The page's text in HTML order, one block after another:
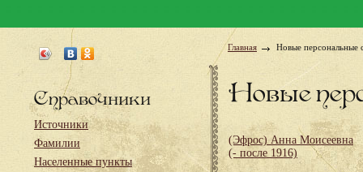
Справочники
Источники
Фамилии
Населенные пункты
Главная Новые персональные
Новые
(Эфрос) Анна Моисеевна
(- после 1916)